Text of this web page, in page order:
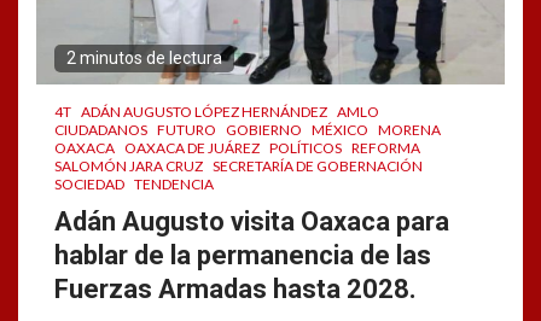
2 minutos de lectura
4T ADÁN AUGUSTO LÓPEZ HERNÁNDEZ AMLO
CIUDADANOS FUTURO GOBIERNO MÉXICO MORENA
OAXACA OAXACA DE JUÁREZ POLÍTICOS REFORMA
SALOMÓN JARA CRUZ SECRETARÍA DE GOBERNACIÓN
SOCIEDAD TENDENCIA
Adán Augusto visita Oaxaca para
hablar de la permanencia de las
Fuerzas Armadas hasta 2028.